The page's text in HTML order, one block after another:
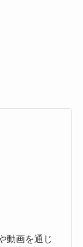
動画を通じ